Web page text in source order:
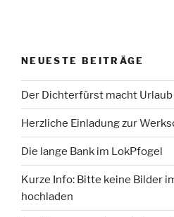
NEUESTE BEITRÄGE
Der Dichterfürst macht Urlaub
Herzliche Einladung zur
Die lange Bank im LokPfogel
Kurze Info: Bitte keine Bilder
hochladen